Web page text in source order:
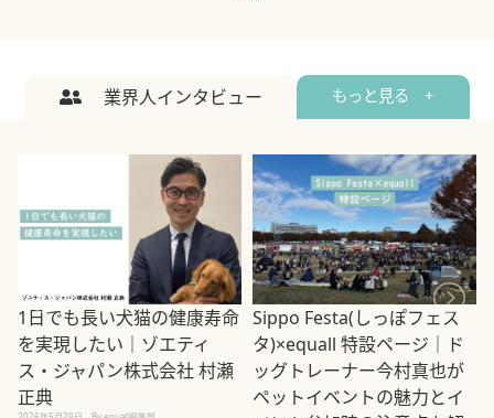
業界人インタビュー もっと見る +
1日でも長い犬猫の健康寿命
を実現したい｜ゾエティ
ス・ジャパン株式会社 村瀬
正典
Sippo Festa(しっぽフェス
タ)×equall 特設ページ｜ド
ッグトレーナー今村真也が
ペットイベントの魅力とイ